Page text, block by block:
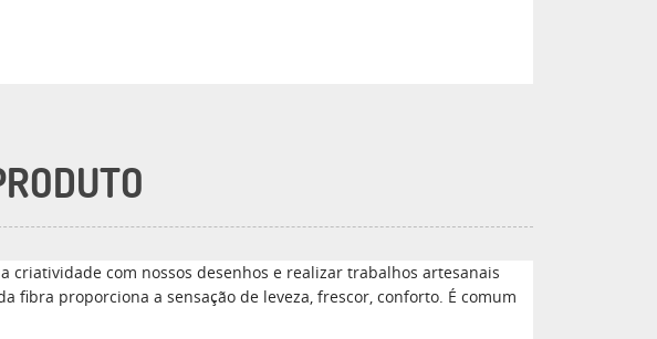
criatividade com nossos desenhos e realizar trabalhos artesanais
proporciona a sensação de leveza, frescor, conforto. É comum